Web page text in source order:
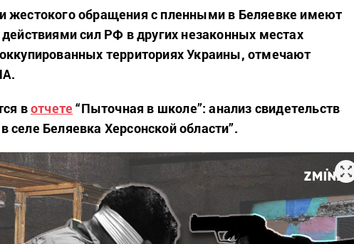
жестокого обращения с пленными в Беляевке имеют
сил РФ в других незаконных местах
территориях Украины, отмечают
вотчете “Пыточная в школе”: анализ свидетельств
Беляевка Херсонской области”.